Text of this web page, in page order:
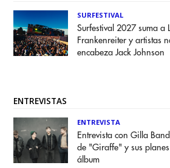
SURFESTIVAL
Surfestival 2027 suma a
Frankenreiter y artistas
encabeza Jack Johnson
ENTREVISTAS
ENTREVISTA
Entrevista con Gilla
de "Giraffe" y sus
álbum